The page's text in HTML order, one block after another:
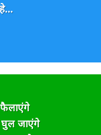
जाएंगे